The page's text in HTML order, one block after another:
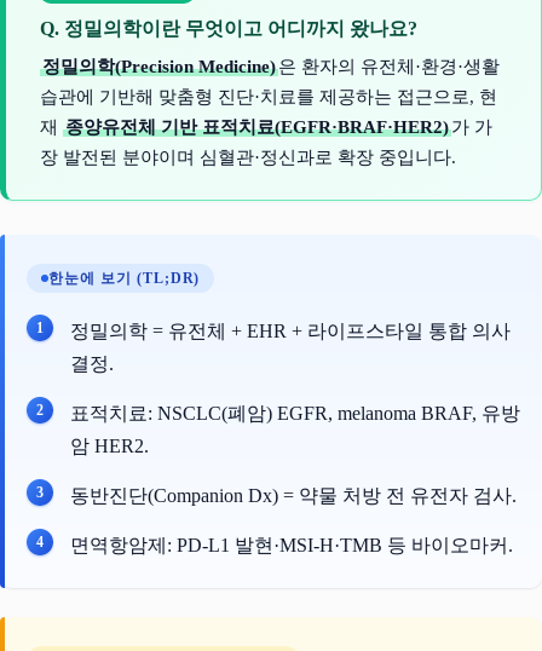
Q. 정밀의학이란 무엇이고 어디까지 왔나요?
정밀의학(Precision Medicine)은 환자의 유전체·환경·생활
습관에 기반해 맞춤형 진단·치료를 제공하는 접근으로, 현
재 종양유전체 기반 표적치료(EGFR·BRAF·HER2)가 가
장 발전된 분야이며 심혈관·정신과로 확장 중입니다.
한눈에 보기 (TL;DR)
정밀의학 = 유전체 + EHR + 라이프스타일 통합 의사
결정.
표적치료: NSCLC(폐암) EGFR, melanoma BRAF, 유방
암 HER2.
동반진단(Companion Dx) = 약물 처방 전 유전자 검사.
면역항암제: PD-L1 발현·MSI-H·TMB 등 바이오마커.